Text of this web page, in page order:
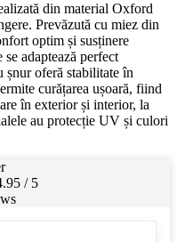
din material Oxford
Prevăzută cu miez din
optim și susținere
adaptează perfect
șnur oferă stabilitate în
curățarea ușoară, fiind
în exterior și interior, la
au protecție UV și culori
/ 5